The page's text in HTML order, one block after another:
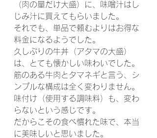
（肉の量だけ大盛）に、味噌汁はし
じみ汁に買えてもらいました。
それでも、単品で頼むよりはお得な
料金になるようでした。
久しぶりの牛丼（アタマの大盛）
は、とても懐かしい味わいでした。
筋のある牛肉とタマネギと言う、シ
ンプルな構成は全く変わりません。
味付け（使用する調味料）も、変わ
らないという感じです。
だからこその食べ慣れた味で、本当
に美味しいと思いました。